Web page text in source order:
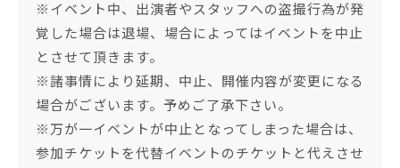
※イベント中、出演者やスタッフへの盗撮行為が発
覚した場合は退場、場合によってはイベントを中止
とさせて頂きます。
※諸事情により延期、中止、開催内容が変更になる
場合がございます。予めご了承下さい。
※万が一イベントが中止となってしまった場合は、
参加チケットを代替イベントのチケットと代えさせ